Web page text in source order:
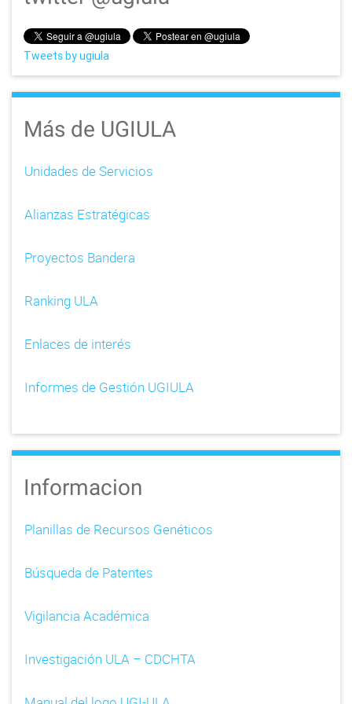
Tweets by ugiula
Más de UGIULA
Unidades de Servicios
Alianzas Estratégicas
Proyectos Bandera
Ranking ULA
Enlaces de interés
Informes de Gestión UGIULA
Informacion
Planillas de Recursos Genéticos
Búsqueda de Patentes
Vigilancia Académica
Investigación ULA – CDCHTA